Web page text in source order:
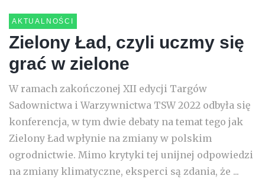
AKTUALNOŚCI
Zielony Ład, czyli uczmy się
grać w zielone
W ramach zakończonej XII edycji Targów
Sadownictwa i Warzywnictwa TSW 2022 odbyła się
konferencja, w tym dwie debaty na temat tego jak
Zielony Ład wpłynie na zmiany w polskim
ogrodnictwie. Mimo krytyki tej unijnej odpowiedzi
na zmiany klimatyczne, eksperci są zdania, że ...